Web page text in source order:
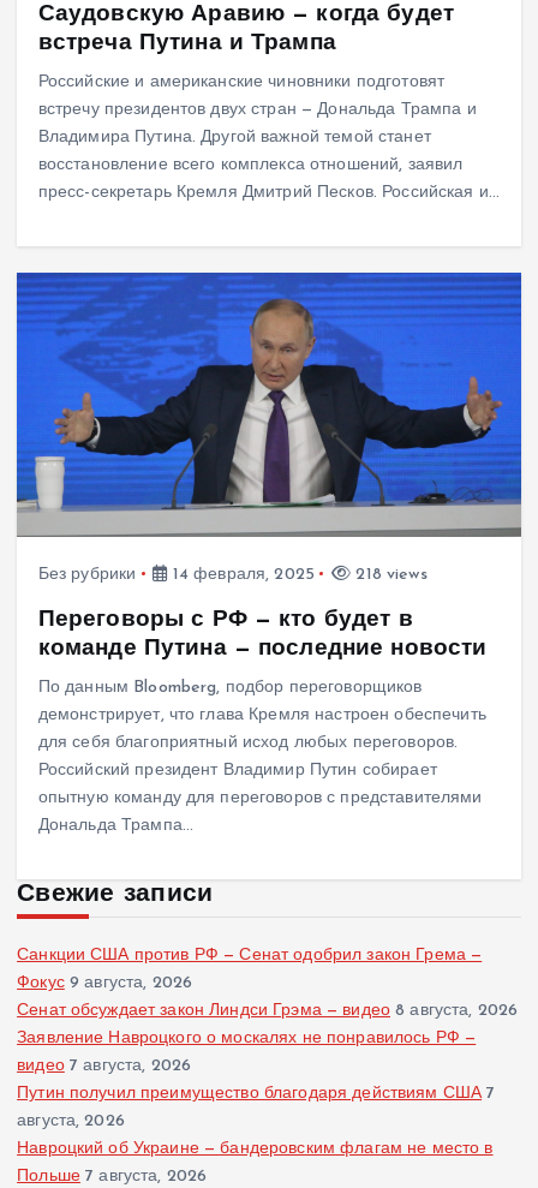
Саудовскую Аравию — когда будет
встреча Путина и Трампа
Российские и американские чиновники подготовят
встречу президентов двух стран — Дональда Трампа и
Владимира Путина. Другой важной темой станет
восстановление всего комплекса отношений, заявил
пресс-секретарь Кремля Дмитрий Песков. Российская и…
Без рубрики 14 февраля, 2025 218 views
Переговоры с РФ — кто будет в
команде Путина — последние новости
По данным Bloomberg, подбор переговорщиков
демонстрирует, что глава Кремля настроен обеспечить
для себя благоприятный исход любых переговоров.
Российский президент Владимир Путин собирает
опытную команду для переговоров с представителями
Дональда Трампа…
Свежие записи
Санкции США против РФ — Сенат одобрил закон Грема —
Фокус 9 августа, 2026
Сенат обсуждает закон Линдси Грэма — видео 8 августа, 2026
Заявление Навроцкого о москалях не понравилось РФ —
видео 7 августа, 2026
Путин получил преимущество благодаря действиям США 7
августа, 2026
Навроцкий об Украине — бандеровским флагам не место в
Польше 7 августа, 2026